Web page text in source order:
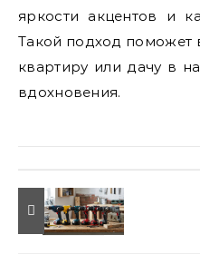
яркости акцентов и
Такой подход поможет
квартиру или дачу в
вдохновения.